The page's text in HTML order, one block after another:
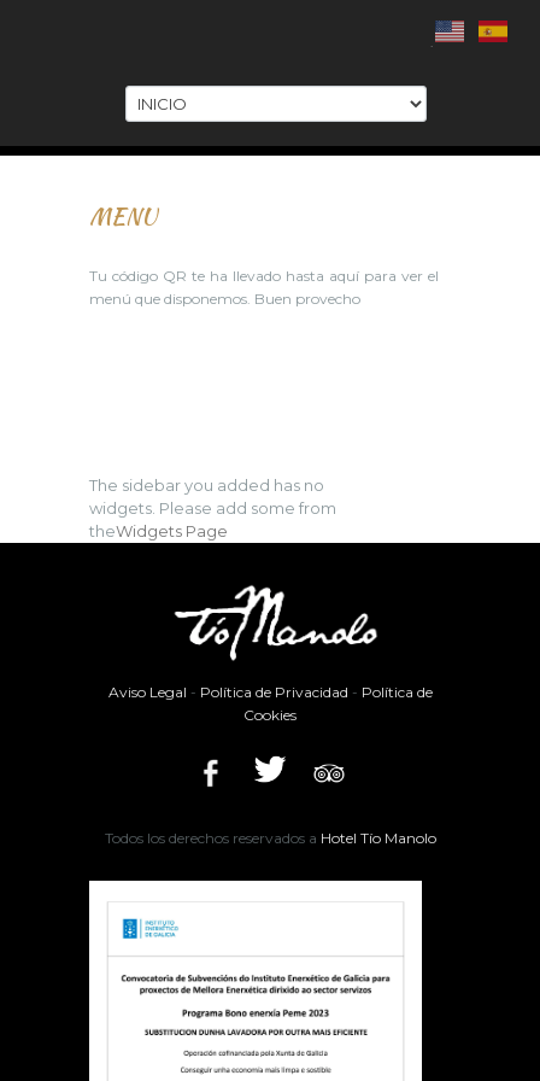
.
MENU
Tu código QR te ha llevado hasta aquí para ver el
menú que disponemos. Buen provecho
The sidebar you added has no
widgets. Please add some from
theWidgets Page
Aviso Legal - Política de Privacidad - Política de
Cookies
Todos los derechos reservados a Hotel Tío Manolo